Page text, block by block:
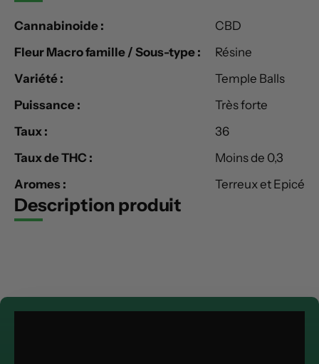
Cannabinoide :
CBD
Fleur Macro famille / Sous-type :
Résine
Variété :
Temple Balls
Puissance :
Très forte
Taux :
36
Taux de THC :
Moins de 0,3
Aromes :
Terreux et Epicé
Description produit